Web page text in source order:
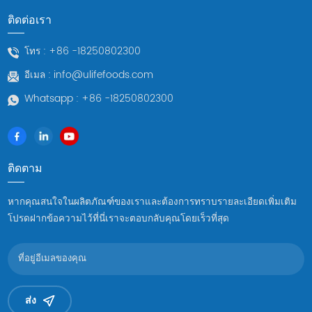
เพิ่มเติมเกี่ยวกับฝูเจี้ยน เนื้อเป๋าฮื้อแช่แข็ง หรือมีความต้องการใด ๆ
โปรดติดต่อเราและเราจะให้บริการคุณด้วยใจจริง!
สภาพแวดล้อมที่ดีต่อสุขภาพ นอกจากนี้ เรายังใช้อาหารสัตว์ที่เป็นมิตร
ต่อสิ่งแวดล้อมและเทคโนโลยีการผสมพันธุ์ตามธรรมชาติและโตเต็ม
วัย ซึ่งไม่เพียงแต่รับประกันคุณภาพของหอยเป๋าฮื้อเท่านั้น แต่ยังลด
ผลกระทบต่อสิ่งแวดล้อมให้เหลือน้อยที่สุดอีกด้วย วิธีการเพลิดเพลิน
หอยเป๋าฮื้อแช่แข็งมีหลายวิธีในการปรุงหอยเป๋าฮื้อ แต่เพื่อรักษา
รสชาติดั้งเดิมให้สูงสุด เราขอแนะนำวิธีทำอาหารง่ายๆ คำแนะนำใน
การทำอาหารหอยเป๋าฮื้อที่บ้านมีดังนี้ หอยเป๋าฮื้อนึ่ง: หอยเป๋าฮื้อนึ่งกับ
ขิงและต้นหอม และปรุงรสเพียงเพื่อเน้นรสชาติมหาสมุทรที่แสนอร่อย
โจ๊กหอยเป๋าฮื้อ: หั่นหอยเป๋าฮื้อแล้วปรุงกับข้าวเพื่อทำโจ๊ก มันมีคุณค่า
ทางโภชนาการและย่อยง่าย เหมาะสำหรับคนทุกวัยที่จะเพลิดเพลินผัด
หอยเป๋าฮื้อ: หอยเป๋าฮื้อสามารถผัดกับผักต่างๆ ได้อย่างรวดเร็ว (เช่น
พริกหยวกและแครอท) เพื่อเพิ่มสีสันและคุณค่าทางอาหารให้กับจาน ที่
Ulifefoods เราไม่เพียงแต่มอบความอร่อยเท่านั้น อาหารทะเลหอย
เป๋าฮื้อแต่ยังมีความรับผิดชอบในการปกป้องทรัพยากรทางทะเลด้วย
ด้วยเทคนิคการทำฟาร์มแบบยั่งยืนและการเคารพต่อสภาพแวดล้อม
ทางนิเวศน์ เราหวังว่าจะมอบผลิตภัณฑ์อาหารทะเลที่ทั้งอร่อยและเป็น
มิตรกับสิ่งแวดล้อมแก่ลูกค้า คุณสามารถลิ้มรสหอยเป๋าฮื้อจาก
ติดต่อเรา
โทร : +86 -18250802300
อีเมล : info@ulifefoods.com
Whatsapp : +86 -18250802300
ติดตาม
หากคุณสนใจในผลิตภัณฑ์ของเราและต้องการทราบรายละเอียดเพิ่มเติม
โปรดฝากข้อความไว้ที่นี่เราจะตอบกลับคุณโดยเร็วที่สุด
ส่ง